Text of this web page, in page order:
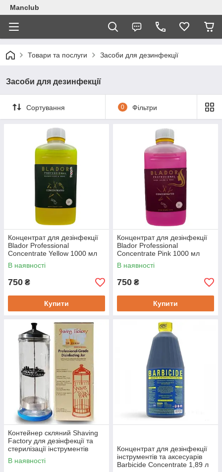
Manclub
Товари та послуги Засоби для дезинфекції
Засоби для дезинфекції
Сортування 0 Фільтри
Концентрат для дезінфекції
Blador Professional
Concentrate Yellow 1000 мл
В наявності
750 ₴
Купити
Концентрат для дезінфекції
Blador Professional
Concentrate Pink 1000 мл
В наявності
750 ₴
Купити
Контейнер скляний Shaving
Factory для дезінфекції та
стерилізації інструментів
1000 мл
В наявності
Концентрат для дезінфекції
інструментів та аксесуарів
Barbicide Concentrate 1,89 л